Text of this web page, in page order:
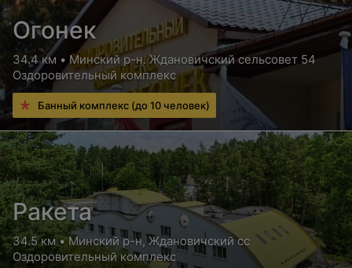
Огонек
34.4 км • Минский р-н. Ждановичский сельсовет 54
Оздоровительный комплекс
Банный комплекс (до 10 человек)
Ракета
34.5 км • Минский р-н, Ждановичский сс
Оздоровительный комплекс